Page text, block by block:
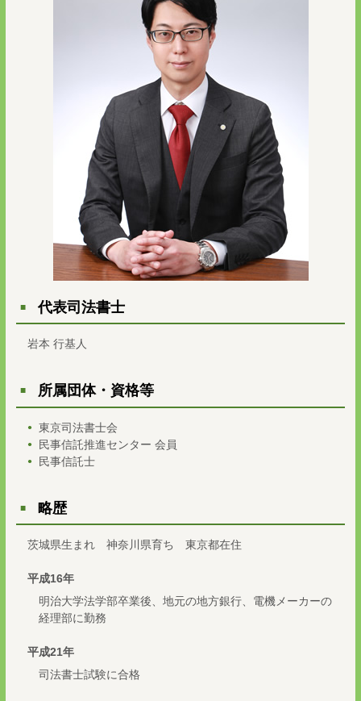
代表司法書士
岩本 行基人
所属団体・資格等
東京司法書士会
民事信託推進センター 会員
民事信託士
略歴
茨城県生まれ 神奈川県育ち 東京都在住
平成16年
明治大学法学部卒業後、地元の地方銀行、電機メーカーの
経理部に勤務
平成21年
司法書士試験に合格